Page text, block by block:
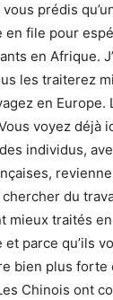
prédis
en file pour
en Afrique.
les traiterez
en Europe.
voyez déjà
individus,
du
mieux traités
et parce qu’ils
bien plus forte
Chinois ont